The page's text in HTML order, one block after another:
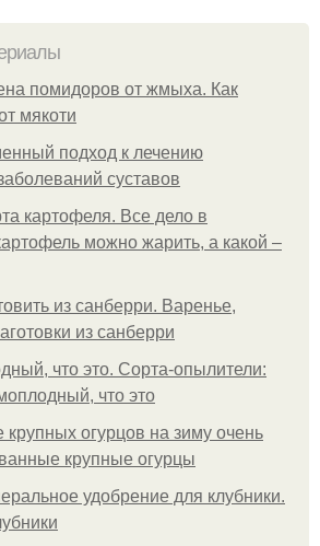
помидоров от жмыха. Как
мякоти
подход к лечению
суставов
картофеля. Все дело в
можно жарить, а какой –
из санберри. Варенье,
из санберри
что это. Сорта-опылители:
что это
крупных огурцов на зиму очень
крупные огурцы
удобрение для клубники.